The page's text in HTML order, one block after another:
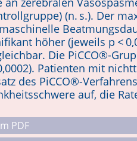
(n. s.). Der
höher (jeweils p <
Die PiCCO®-
Patienten mit
des PiCCO®-
auf, die
PDF